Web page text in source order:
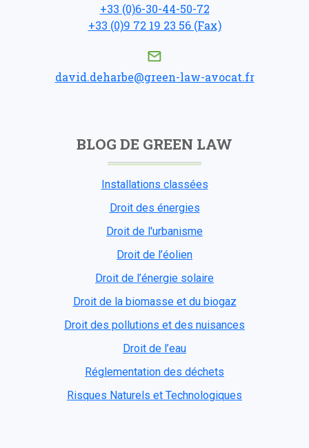
+33 (0)6-30-44-50-72
+33 (0)9 72 19 23 56 (Fax)
david.deharbe@green-law-avocat.fr
BLOG DE GREEN LAW
Installations classées
Droit des énergies
Droit de l'urbanisme
Droit de l’éolien
Droit de l’énergie solaire
Droit de la biomasse et du biogaz
Droit des pollutions et des nuisances
Droit de l’eau
Réglementation des déchets
Risques Naturels et Technologiques